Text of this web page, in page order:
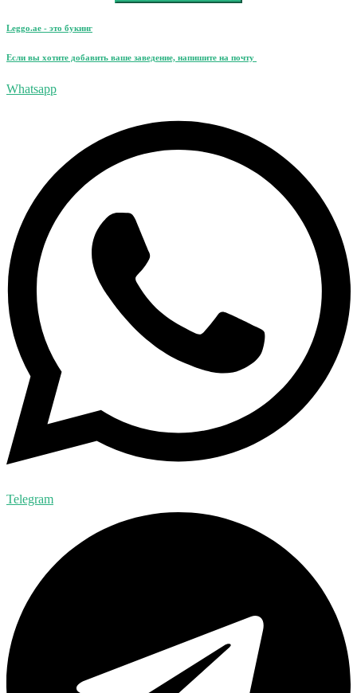
Leggo.ae - это букинг
Если вы хотите добавить ваше заведение, напишите на почту
Whatsapp
Telegram